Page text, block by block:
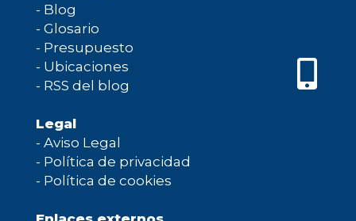
- Blog
- Glosario
- Presupuesto
- Ubicaciones
- RSS del blog
Legal
- Aviso Legal
- Política de privacidad
- Política de cookies